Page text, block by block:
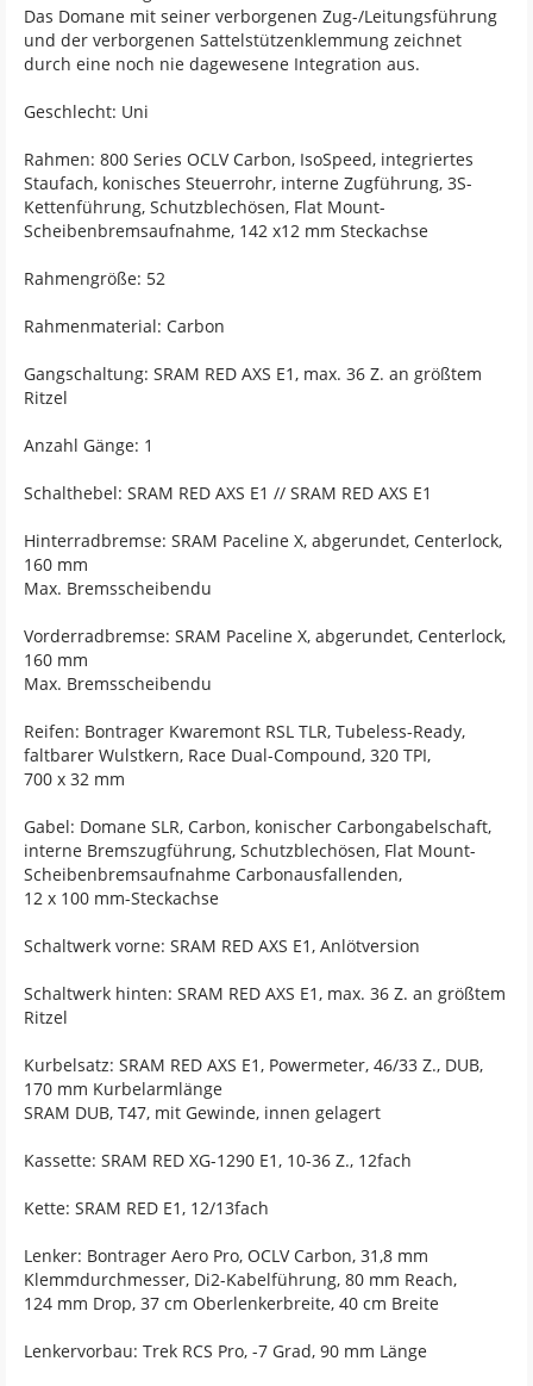
Das Domane mit seiner verborgenen Zug-/Leitungsführung
und der verborgenen Sattelstützenklemmung zeichnet
durch eine noch nie dagewesene Integration aus.
Geschlecht: Uni
Rahmen: 800 Series OCLV Carbon, IsoSpeed, integriertes
Staufach, konisches Steuerrohr, interne Zugführung, 3S-
Kettenführung, Schutzblechösen, Flat Mount-
Scheibenbremsaufnahme, 142 x12 mm Steckachse
Rahmengröße: 52
Rahmenmaterial: Carbon
Gangschaltung: SRAM RED AXS E1, max. 36 Z. an größtem
Ritzel
Anzahl Gänge: 1
Schalthebel: SRAM RED AXS E1 // SRAM RED AXS E1
Hinterradbremse: SRAM Paceline X, abgerundet, Centerlock,
160 mm
Max. Bremsscheibendu
Vorderradbremse: SRAM Paceline X, abgerundet, Centerlock,
160 mm
Max. Bremsscheibendu
Reifen: Bontrager Kwaremont RSL TLR, Tubeless-Ready,
faltbarer Wulstkern, Race Dual-Compound, 320 TPI,
700 x 32 mm
Gabel: Domane SLR, Carbon, konischer Carbongabelschaft,
interne Bremszugführung, Schutzblechösen, Flat Mount-
Scheibenbremsaufnahme Carbonausfallenden,
12 x 100 mm-Steckachse
Schaltwerk vorne: SRAM RED AXS E1, Anlötversion
Schaltwerk hinten: SRAM RED AXS E1, max. 36 Z. an größtem
Ritzel
Kurbelsatz: SRAM RED AXS E1, Powermeter, 46/33 Z., DUB,
170 mm Kurbelarmlänge
SRAM DUB, T47, mit Gewinde, innen gelagert
Kassette: SRAM RED XG-1290 E1, 10-36 Z., 12fach
Kette: SRAM RED E1, 12/13fach
Lenker: Bontrager Aero Pro, OCLV Carbon, 31,8 mm
Klemmdurchmesser, Di2-Kabelführung, 80 mm Reach,
124 mm Drop, 37 cm Oberlenkerbreite, 40 cm Breite
Lenkervorbau: Trek RCS Pro, -7 Grad, 90 mm Länge